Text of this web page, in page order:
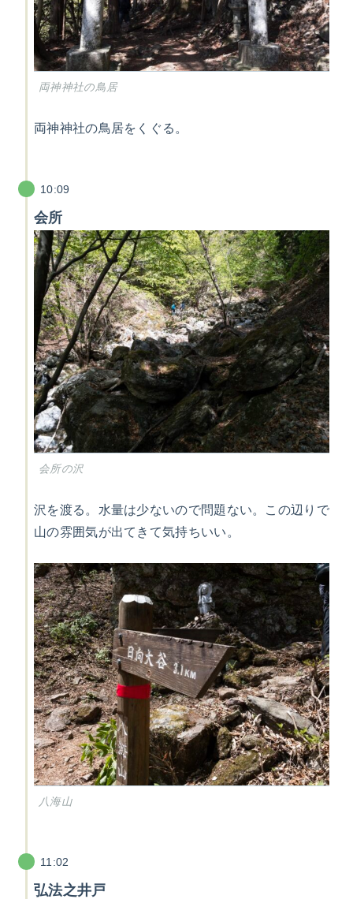
両神神社の鳥居
両神神社の鳥居をくぐる。
10:09
会所
会所の沢
沢を渡る。水量は少ないので問題ない。この辺りで
山の雰囲気が出てきて気持ちいい。
八海山
11:02
弘法之井戸